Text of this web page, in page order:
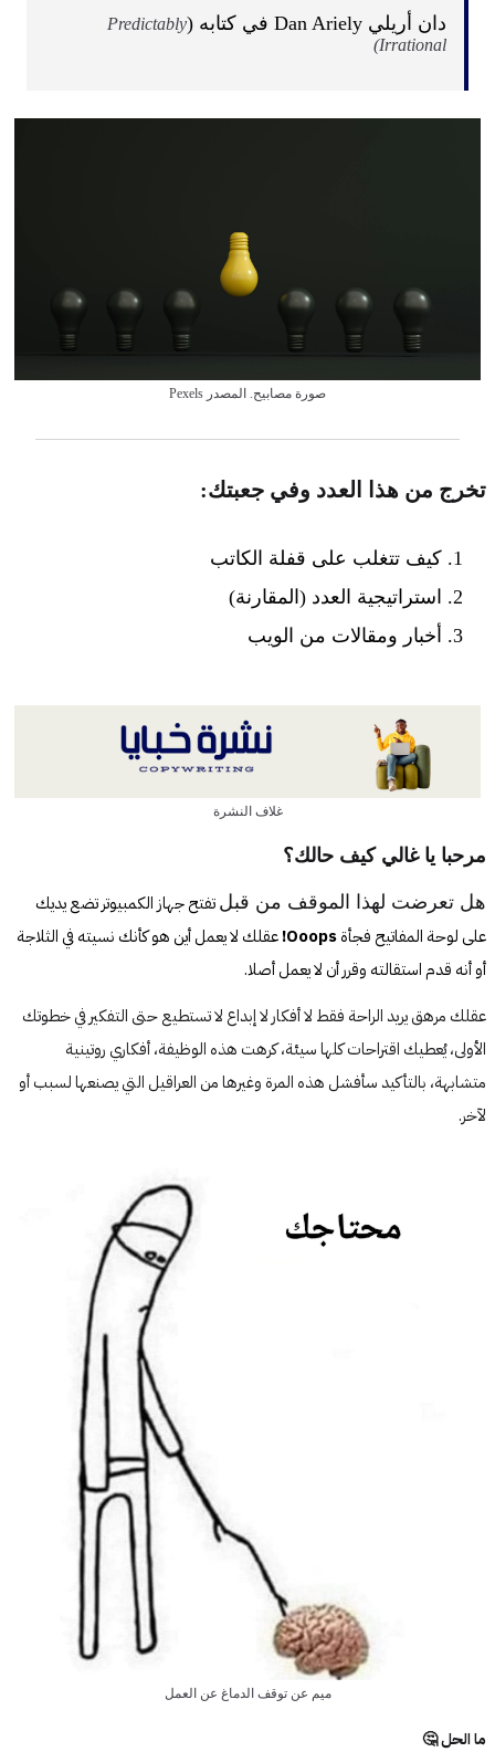
دان أريلي Dan Ariely في كتابه (
Predictably
Irrational)
صورة مصابيح. المصدر Pexels
تخرج من هذا العدد وفي جعبتك:
كيف تتغلب على قفلة الكاتب
استراتيجية العدد (المقارنة)
أخبار ومقالات من الويب
غلاف النشرة
مرحبا يا غالي كيف حالك؟
هل تعرضت لهذا الموقف من قبل
على لوحة المفاتيح فجأة Ooops!
أو أنه قدم استقالته وقرر أن لا يعمل أصلا.
عقلك مرهق يريد الراحة فقط لا أفكار لا إبداع لا تستطيع حتى التفكير في خطوتك
الأولى، يُعطيك اقتراحات كلها سيئة، كرهت هذه الوظيفة، أفكاري روتينية
متشابهة، بالتأكيد سأفشل هذه المرة وغيرها من العراقيل التي يصنعها لسبب أو
لآخر.
ميم عن توقف الدماغ عن العمل
ما الحل 🤔